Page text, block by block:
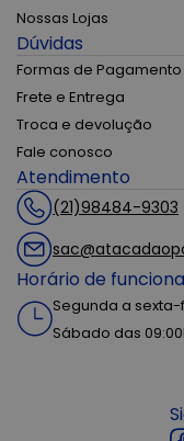
Nossas Lojas
Dúvidas
Formas de Pagamento
Frete e Entrega
Troca e devolução
Fale conosco
Atendimento
(21)98484-9303
Horário de
Segunda a sexta-
Sábado das